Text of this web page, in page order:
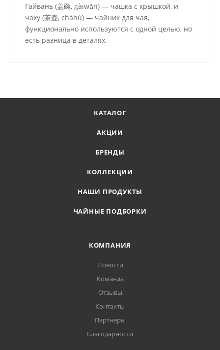
Гайвань (盖碗, gàiwǎn) — чашка с крышкой, и
чаху (茶壶, cháhú) — чайник для чая,
функционально используются с одной целью, но
есть разница в деталях.
КАТАЛОГ
АКЦИИ
БРЕНДЫ
КОЛЛЕКЦИИ
НАШИ ПРОДУКТЫ
ЧАЙНЫЕ ПОДБОРКИ
КОМПАНИЯ
Новости
Команда
Отзывы
Контакты
Партнеры
Благодарности